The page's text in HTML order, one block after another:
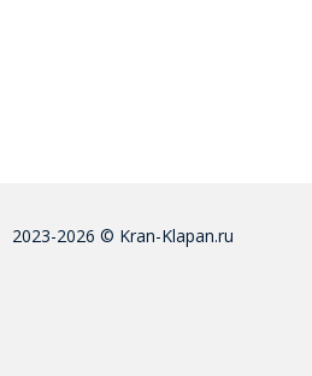
2023-2026 © Kran-Klapan.ru